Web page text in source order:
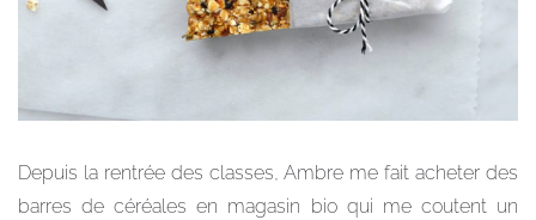
Depuis la rentrée des classes, Ambre me fait acheter des
barres de céréales en magasin bio qui me coutent un